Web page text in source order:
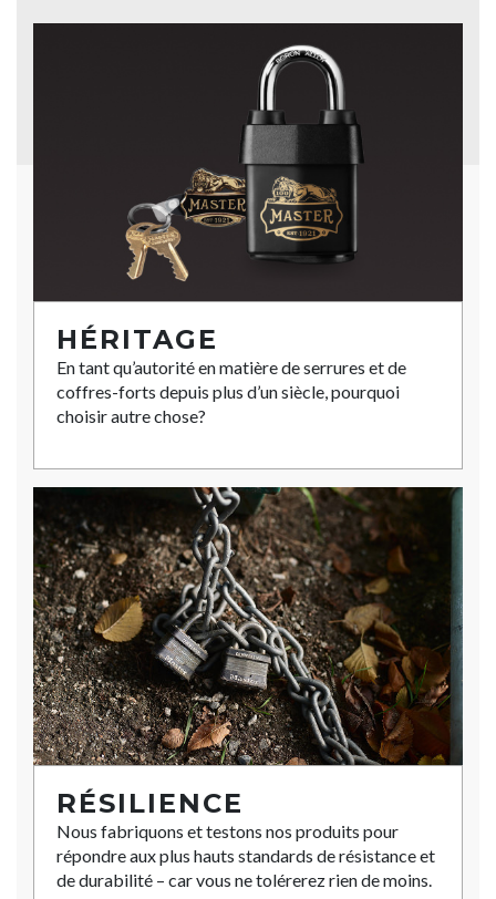
HÉRITAGE
En tant qu’autorité en matière de serrures et de
coffres-forts depuis plus d’un siècle, pourquoi
choisir autre chose?
RÉSILIENCE
Nous fabriquons et testons nos produits pour
répondre aux plus hauts standards de résistance et
de durabilité – car vous ne tolérerez rien de moins.